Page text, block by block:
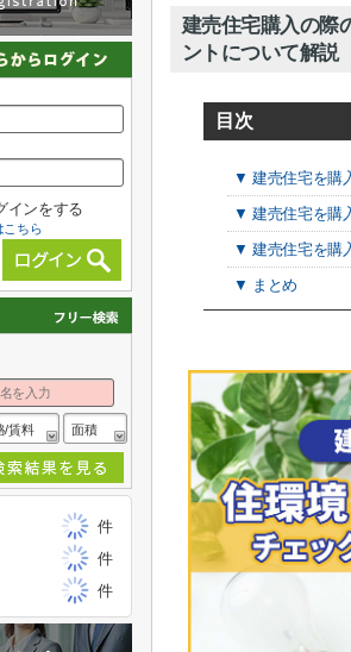
建売住宅購入の際
ントについて解説
目次
▼ 建売住宅を購
▼ 建売住宅を購
▼ 建売住宅を購
▼ まとめ
インをする
こちら
/賃料 面積
件
件
件